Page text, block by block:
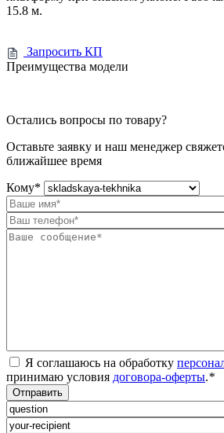
15.8 м.
Запросить КП
Преимущества модели
Остались вопросы по товару?
Оставьте заявку и наш менеджер
ближайшее время
Кому*
Я соглашаюсь на обработку
принимаю условия договора-оферты.*